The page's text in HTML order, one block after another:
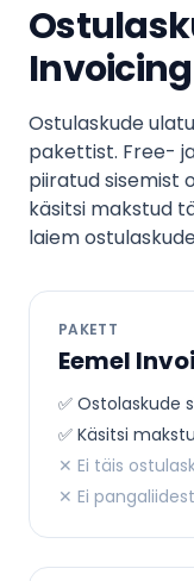
Ostulaskude
pakettist. Free-
piiratud sisemist
käsitsi makstud
laiem
PAKETT
Eemel
✅ Ostolaskude
✅ Käsitsi
✕ Ei täis
✕ Ei